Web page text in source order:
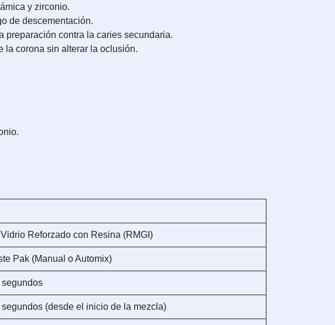
y zirconio.
de descementación.
preparación contra la caries secundaria.
la corona sin alterar la oclusión.
Vidrio Reforzado con Resina (RMGI)
Pak (Manual o Automix)
segundos
(desde el inicio de la mezcla)